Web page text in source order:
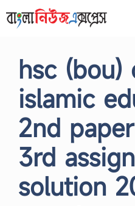
to
hsc (bou)
islamic
2nd
3rd
solution